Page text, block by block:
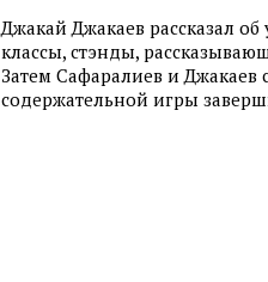
Джакай Джакаев рассказал
классы, стэнды,
Затем Сафаралиев и Джакаев
содержательной игры